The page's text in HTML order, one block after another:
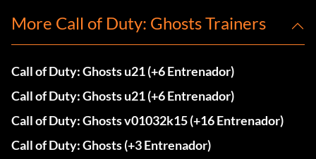
More Call of Duty: Ghosts Trainers
Call of Duty: Ghosts u21 (+6 Entrenador)
Call of Duty: Ghosts u21 (+6 Entrenador)
Call of Duty: Ghosts v01032k15 (+16 Entrenador)
Call of Duty: Ghosts (+3 Entrenador)